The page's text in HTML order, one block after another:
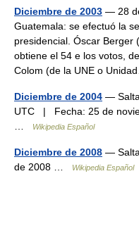
Diciembre de 2003 — 28
Guatemala: se efectuó la
presidencial. Óscar Berger
obtiene el 54 e los votos,
Colom (de la UNE o
Diciembre de 2004 —
UTC | Fecha: 25 de
…
Wikipedia Español
Diciembre de 2008 —
de 2008 …
Wikipedia Español